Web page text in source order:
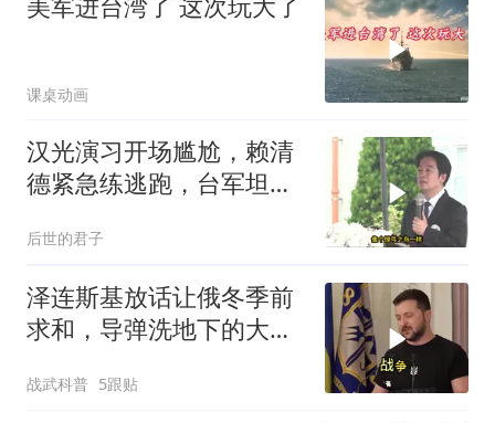
课桌动画
汉光演习开场尴尬，赖清
德紧急练逃跑，台军坦克
后世的君子
泽连斯基放话让俄冬季前
求和，导弹洗地下的大饼
战武科普 5跟贴